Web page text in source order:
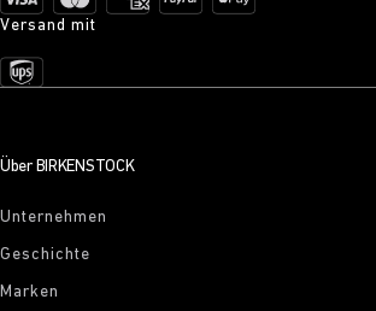
Versand mit
Über BIRKENSTOCK
Unternehmen
Geschichte
Marken